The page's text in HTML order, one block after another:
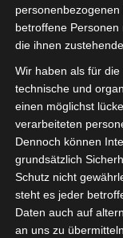
Gegen den
betroffene
die ihnen
Wir haben als für
technische und
einen möglichst
verarbeiteten
Dennoch können
grundsätzlich
Schutz nicht
steht es jeder
Daten auch auf
an uns zu